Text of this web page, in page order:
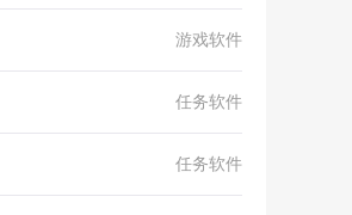
游戏软件
任务软件
任务软件